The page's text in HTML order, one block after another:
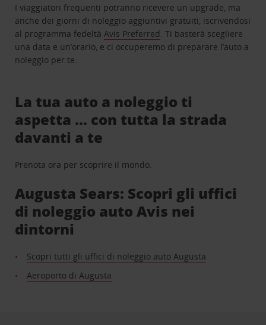
I viaggiatori frequenti potranno ricevere un upgrade, ma
anche dei giorni di noleggio aggiuntivi gratuiti, iscrivendosi
al programma fedeltàAvis Preferred. Ti basterà scegliere
una data e un’orario, e ci occuperemo di preparare l’auto a
noleggio per te.
La tua auto a noleggio ti
aspetta … con tutta la strada
davanti a te
Prenota ora per scoprire il mondo.
Augusta Sears: Scopri gli uffici
di noleggio auto Avis nei
dintorni
Scopri tutti gli uffici di noleggio auto Augusta
Aeroporto di Augusta